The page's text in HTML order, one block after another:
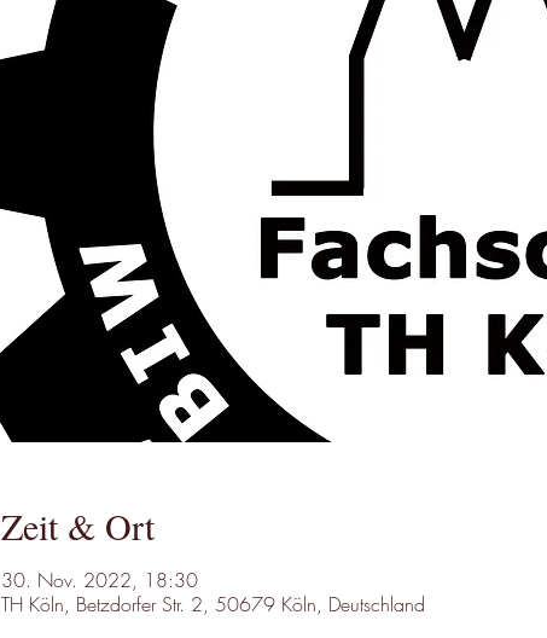
Zeit & Ort
30. Nov. 2022, 18:30
TH Köln, Betzdorfer Str. 2, 50679 Köln, Deutschland